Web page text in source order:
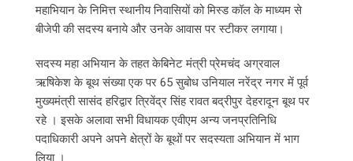
महाभियान के निमित्त स्थानीय निवासियों को मिस्ड कॉल के माध्यम से
बीजेपी की सदस्य बनाये और उनके आवास पर स्टीकर लगाया।
सदस्य महा अभियान के तहत केबिनेट मंत्री प्रेमचंद अग्रवाल
ऋषिकेश के बूथ संख्या एक पर 65 सुबोध उनियाल नरेंद्र नगर में पूर्व
मुख्यमंत्री सासंद हरिद्वार त्रिवेंद्र सिंह रावत बद्रीपुर देहरादून बूथ पर
रहे । इसके अलावा सभी विधायक एवीएम अन्य जनप्रतिनिधि
पदाधिकारी अपने अपने क्षेत्रों के बूथों पर सदस्यता अभियान में भाग
लिया ।